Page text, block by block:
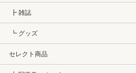
┣ 雑誌
┗ グッズ
セレクト商品